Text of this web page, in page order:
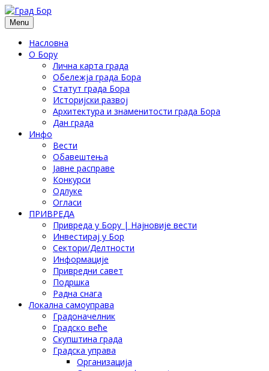
Menu
Насловна
О Бору
Лична карта града
Обележја града Бора
Статут града Бора
Историјски развој
Архитектура и знаменитости града Бора
Дан града
Инфо
Вести
Обавештења
Јавне расправе
Конкурси
Одлуке
Огласи
ПРИВРЕДА
Привреда у Бору | Најновије вести
Инвестирај у Бор
Сектори/Делтности
Информације
Привредни савет
Подршка
Радна снага
Локална самоуправа
Градоначелник
Градско веће
Скупштина града
Градска управа
Организација